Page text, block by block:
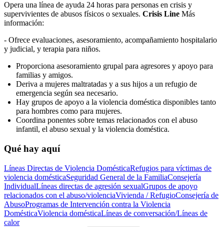
Opera una línea de ayuda 24 horas para personas en crisis y
supervivientes de abusos físicos o sexuales. Crisis Line Más
información:
- Ofrece evaluaciones, asesoramiento, acompañamiento hospitalario
y judicial, y terapia para niños.
Proporciona asesoramiento grupal para agresores y apoyo para
familias y amigos.
Deriva a mujeres maltratadas y a sus hijos a un refugio de
emergencia según sea necesario.
Hay grupos de apoyo a la violencia doméstica disponibles tanto
para hombres como para mujeres.
Coordina ponentes sobre temas relacionados con el abuso
infantil, el abuso sexual y la violencia doméstica.
Qué hay aquí
Líneas Directas de Violencia DomésticaRefugios para víctimas de
violencia domésticaSeguridad General de la FamiliaConsejería
IndividualLíneas directas de agresión sexualGrupos de apoyo
relacionados con el abuso/violenciaVivienda / RefugioConsejería de
AbusoProgramas de Intervención contra la Violencia
DomésticaViolencia domésticaLíneas de conversación/Líneas de
calor